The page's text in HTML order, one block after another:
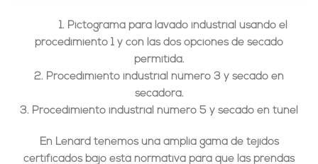
1. Pictograma para lavado industrial usando el
procedimiento 1 y con las dos opciones de secado
permitida.
2. Procedimiento industrial número 3 y secado en
secadora.
3. Procedimiento industrial número 5 y secado en túnel
En Lenard tenemos una amplia gama de tejidos
certificados bajo esta normativa para que las prendas